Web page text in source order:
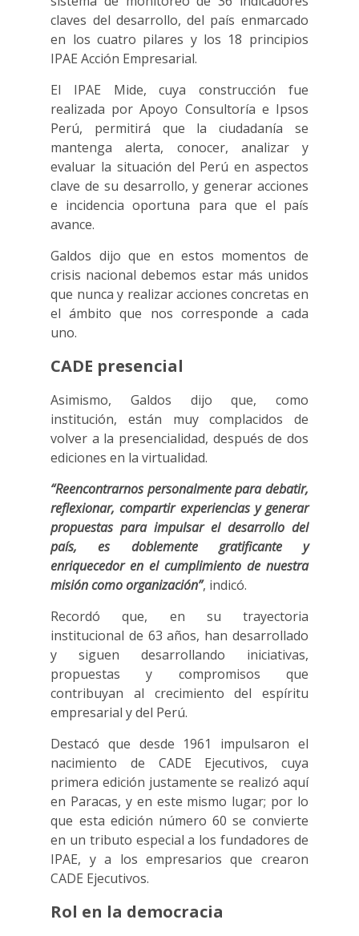
claves del desarrollo, del país enmarcado
en los cuatro pilares y los 18 principios
IPAE Acción Empresarial.
El IPAE Mide, cuya construcción fue
realizada por Apoyo Consultoría e Ipsos
Perú, permitirá que la ciudadanía se
mantenga alerta, conocer, analizar y
evaluar la situación del Perú en aspectos
clave de su desarrollo, y generar acciones
e incidencia oportuna para que el país
avance.
Galdos dijo que en estos momentos de
crisis nacional debemos estar más unidos
que nunca y realizar acciones concretas en
el ámbito que nos corresponde a cada
uno.
CADE presencial
Asimismo, Galdos dijo que, como
institución, están muy complacidos de
volver a la presencialidad, después de dos
ediciones en la virtualidad.
“Reencontrarnos personalmente para debatir,
reflexionar, compartir experiencias y generar
propuestas para impulsar el desarrollo del
país, es doblemente gratificante y
enriquecedor en el cumplimiento de nuestra
misión como organización”, indicó.
Recordó que, en su trayectoria
institucional de 63 años, han desarrollado
y siguen desarrollando iniciativas,
propuestas y compromisos que
contribuyan al crecimiento del espíritu
empresarial y del Perú.
Destacó que desde 1961 impulsaron el
nacimiento de CADE Ejecutivos, cuya
primera edición justamente se realizó aquí
en Paracas, y en este mismo lugar; por lo
que esta edición número 60 se convierte
en un tributo especial a los fundadores de
IPAE, y a los empresarios que crearon
CADE Ejecutivos.
Rol en la democracia